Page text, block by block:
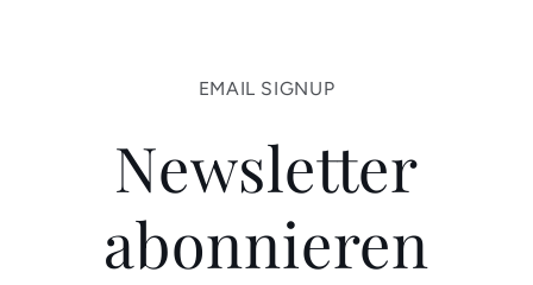
EMAIL SIGNUP
Newsletter
abonnieren